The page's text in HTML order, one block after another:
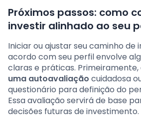
Próximos passos: como
investir alinhado ao seu
Iniciar ou ajustar seu caminho de
acordo com seu perfil envolve
claras e práticas. Primeiramente,
uma autoavaliação cuidadosa
questionário para definição do
Essa avaliação servirá de base
decisões futuras de investimento.